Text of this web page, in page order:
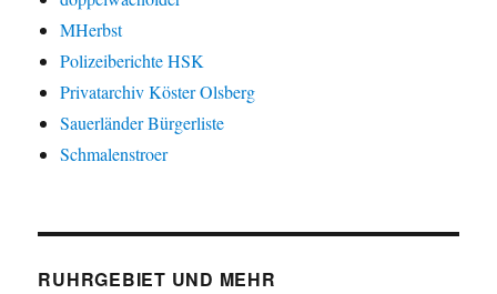
MHerbst
Polizeiberichte HSK
Privatarchiv Köster Olsberg
Sauerländer Bürgerliste
Schmalenstroer
RUHRGEBIET UND MEHR